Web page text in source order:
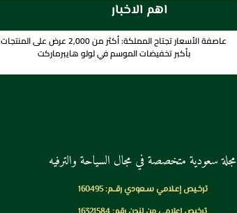
اهم الاخبار
عاصفة الأسعار تجتاح المملكة: أكثر من 2,000 عرض على المنتجات
بأكبر تخفيضات الموسم في لولو هايبرماركت
مجلة سعودية متخصصة في مجال السياحة والترفيه
ترخـيص إعـلامي سـعودي رقــم: 160495